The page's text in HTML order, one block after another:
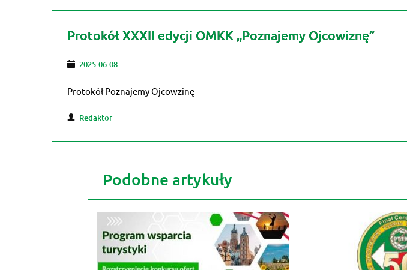
Protokół XXXII edycji OMKK „Poznajemy Ojcowiznę”
2025-06-08
Protokół Poznajemy Ojcowzinę
Redaktor
Podobne artykuły